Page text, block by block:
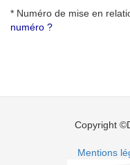
* Numéro de mise en
numéro ?
Copyright
Mentions